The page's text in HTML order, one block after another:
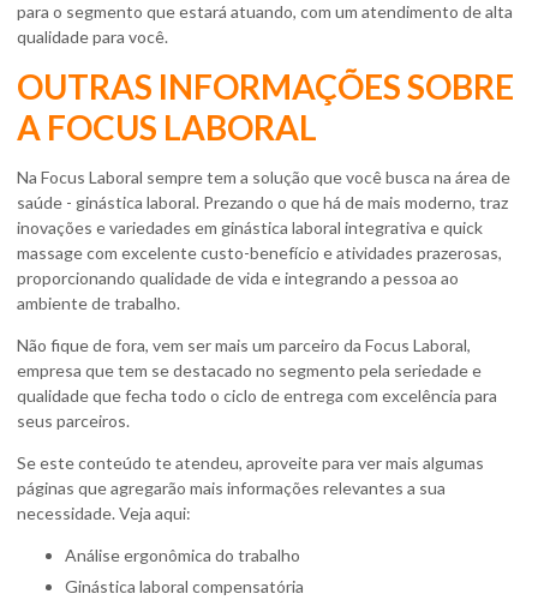
para o segmento que estará atuando, com um atendimento de alta
qualidade para você.
OUTRAS INFORMAÇÕES SOBRE
A FOCUS LABORAL
Na Focus Laboral sempre tem a solução que você busca na área de
saúde - ginástica laboral. Prezando o que há de mais moderno, traz
inovações e variedades em ginástica laboral integrativa e quick
massage com excelente custo-benefício e atividades prazerosas,
proporcionando qualidade de vida e integrando a pessoa ao
ambiente de trabalho.
Não fique de fora, vem ser mais um parceiro da Focus Laboral,
empresa que tem se destacado no segmento pela seriedade e
qualidade que fecha todo o ciclo de entrega com excelência para
seus parceiros.
Se este conteúdo te atendeu, aproveite para ver mais algumas
páginas que agregarão mais informações relevantes a sua
necessidade. Veja aqui:
análise ergonômica do trabalho
ginástica laboral compensatória